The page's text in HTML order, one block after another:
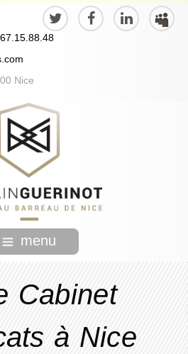
Nice
menu
Cabinet
à Nice